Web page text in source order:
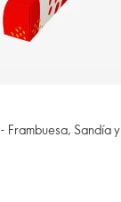
Sandía y